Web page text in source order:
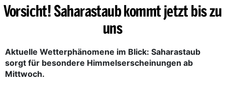
Vorsicht! Saharastaub kommt jetzt bis zu
uns
Aktuelle Wetterphänomene im Blick: Saharastaub
sorgt für besondere Himmelserscheinungen ab
Mittwoch.